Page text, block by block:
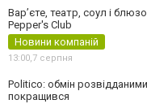
Вар’єте, театр, соул і
Pepper's Club
Новини компаній
13:00,7 серпня
Politico: обмін
покращився